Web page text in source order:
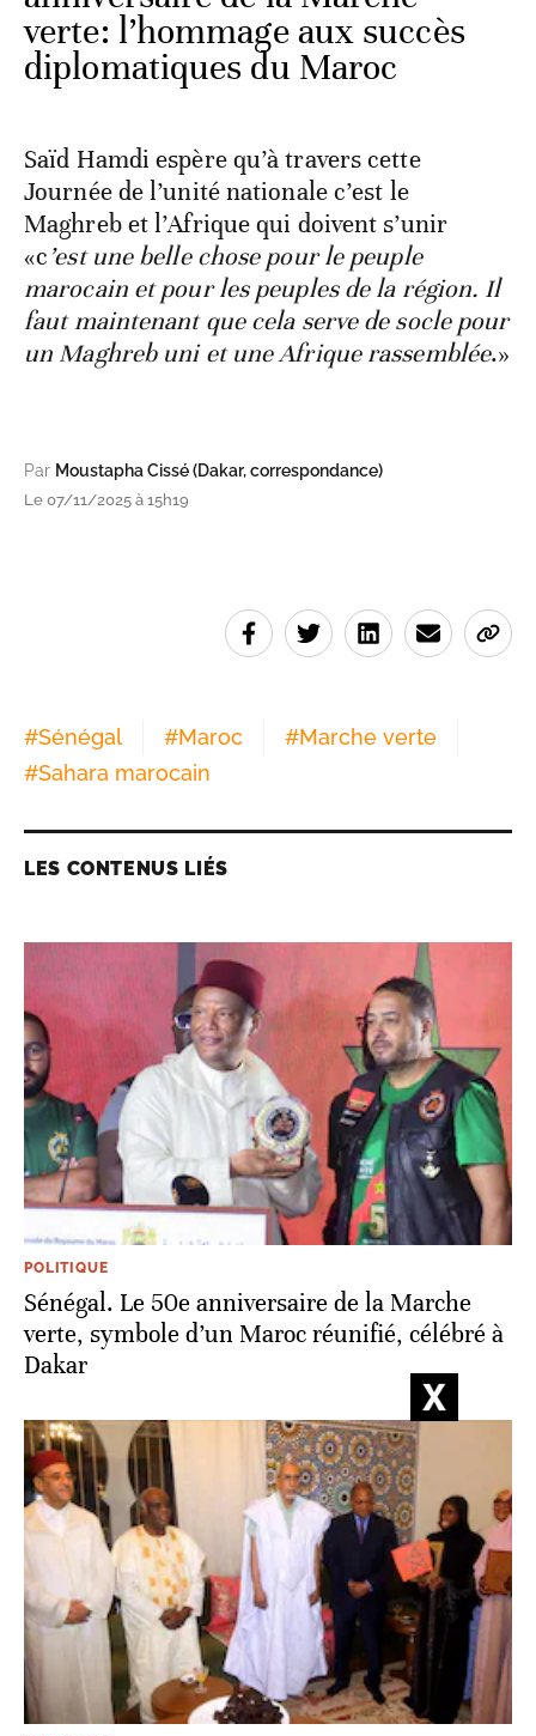
verte: l’hommage aux succès
diplomatiques du Maroc
Saïd Hamdi espère qu’à travers cette
Journée de l’unité nationale c’est le
Maghreb et l’Afrique qui doivent s’unir
«c’est une belle chose pour le peuple
marocain et pour les peuples de la région. Il
faut maintenant que cela serve de socle pour
un Maghreb uni et une Afrique rassemblée.»
Par Moustapha Cissé (Dakar, correspondance)
Le 07/11/2025 à 15h19
#Sénégal #Maroc #Marche verte
#Sahara marocain
LES CONTENUS LIÉS
POLITIQUE
Sénégal. Le 50e anniversaire de la Marche
verte, symbole d’un Maroc réunifié, célébré à
Dakar